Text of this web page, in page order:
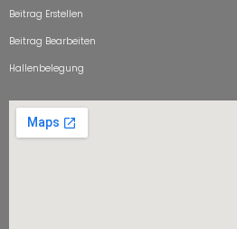
Beitrag Erstellen
Beitrag Bearbeiten
Hallenbelegung